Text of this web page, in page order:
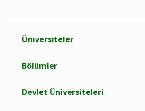
Üniversiteler
Bölümler
Devlet Üniversiteleri